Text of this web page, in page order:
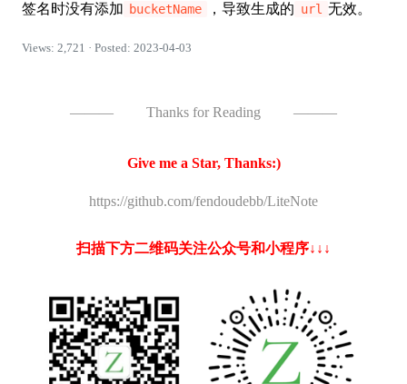
签名时没有添加 bucketName ，导致生成的 url 无效。
Views: 2,721 · Posted: 2023-04-03
——— Thanks for Reading ———
Give me a Star, Thanks:)
https://github.com/fendoudebb/LiteNote
扫描下方二维码关注公众号和小程序↓↓↓